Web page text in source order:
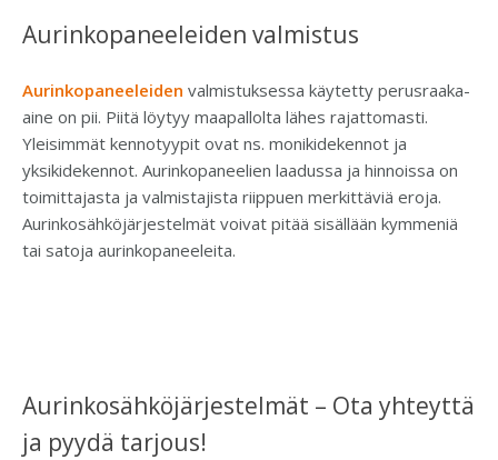
Aurinkopaneeleiden valmistus
Aurinkopaneeleiden valmistuksessa käytetty perusraaka-
aine on pii. Piitä löytyy maapallolta lähes rajattomasti.
Yleisimmät kennotyypit ovat ns. monikidekennot ja
yksikidekennot. Aurinkopaneelien laadussa ja hinnoissa on
toimittajasta ja valmistajista riippuen merkittäviä eroja.
Aurinkosähköjärjestelmät voivat pitää sisällään kymmeniä
tai satoja aurinkopaneeleita.
Aurinkosähköjärjestelmät – Ota yhteyttä
ja pyydä tarjous!